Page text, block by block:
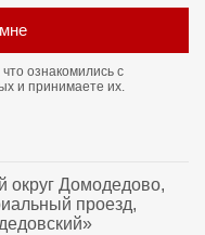
ознакомились с
и принимаете их.
округ Домодедово,
проезд,